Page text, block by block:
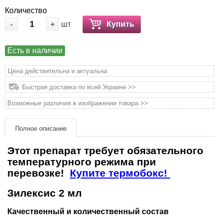
Количество
-
+ шт Купить
Есть в наличии
Цена действительна и актуальна
Быстрая доставка по всей Украине >>
Возможные различия в изображении товара >>
Полное описание
Этот препарат требует обязательного
температурного режима при
перевозке! Купите термобокс!
Зилексис 2 мл
Качественный и количественный состав
Післяопераційні засоби та витратні
Подарочные сертификаты
Товары для голубей
Товары для людей
Хозряд - хозтовары оптом
Популярные зоотовары